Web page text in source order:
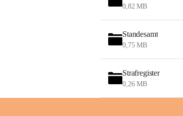
0,82 MB
Standesamt
0,75 MB
Strafregister
0,26 MB